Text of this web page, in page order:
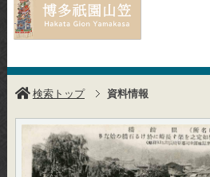
検索トップ 資料情報